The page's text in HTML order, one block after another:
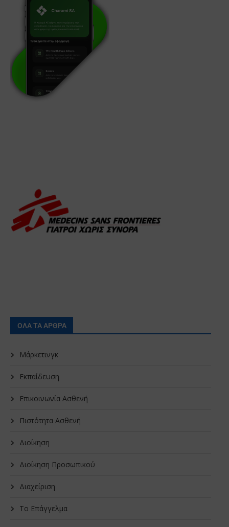
ΟΛΑ ΤΑ ΑΡΘΡΑ
Μάρκετινγκ
Εκπαίδευση
Επικοινωνία Ασθενή
Πιστότητα Ασθενή
Διοίκηση
Διοίκηση Προσωπικού
Διαχείριση
Το Επάγγελμα